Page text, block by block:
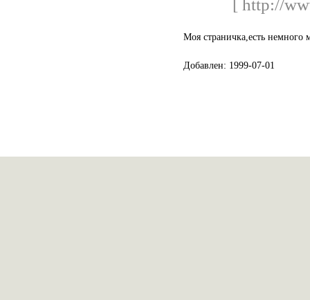
[ http://
Моя страничка,есть немного
Добавлен: 1999-07-01